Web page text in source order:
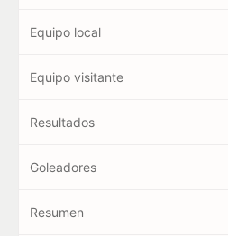
Equipo local
Equipo visitante
Resultados
Goleadores
Resumen